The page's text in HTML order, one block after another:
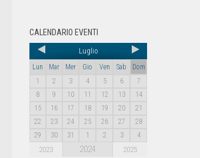
CALENDARIO EVENTI
Luglio
Lun Mar Mer Gio Ven Sab
Dom
1
2 3 4 5 6
7
8
9 10 11 12 13
14
15
16 17 18 19 20
21
22
23 24 25 26 27
28
29
30 31 1 2 3 4
2023 2024 2025